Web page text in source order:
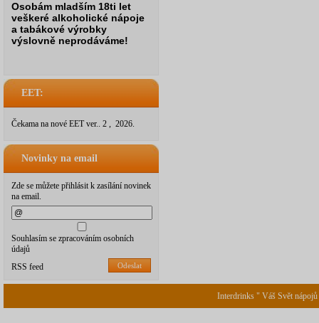
Osobám mladším 18ti let
veškeré alkoholické nápoje
a tabákové výrobky
výslovně neprodáváme!
EET:
Čekama na nové EET ver.. 2 , 2026.
Novinky na email
Zde se můžete přihlásit k zasílání novinek
na email.
Souhlasím se zpracováním osobních
údajů
Odeslat
RSS feed
Interdrinks " Váš Svět